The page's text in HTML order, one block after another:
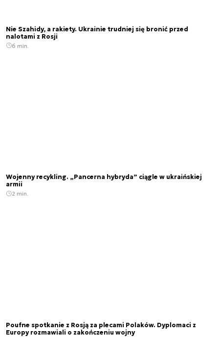
Nie Szahidy, a rakiety. Ukrainie trudniej się bronić przed
nalotami z Rosji
6 min.
Wojenny recykling. „Pancerna hybryda” ciągle w ukraińskiej
armii
2 min.
Poufne spotkanie z Rosją za plecami Polaków. Dyplomaci z
Europy rozmawiali o zakończeniu wojny